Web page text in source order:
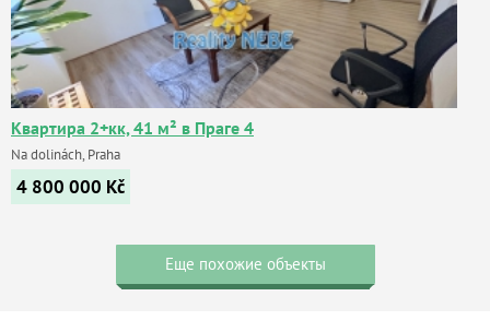
Квартира 2+кк, 41 м² в Праге 4
Na dolinách, Praha
4 800 000 Kč
Еще похожие объекты